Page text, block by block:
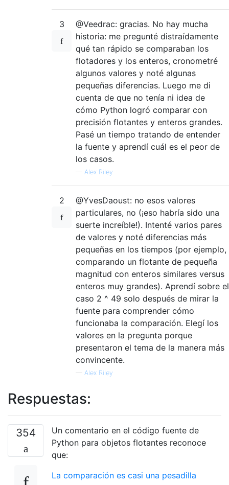
3
@Veedrac: gracias. No hay mucha
historia: me pregunté distraídamente
qué tan rápido se comparaban los
flotadores y los enteros, cronometré
algunos valores y noté algunas
pequeñas diferencias. Luego me di
cuenta de que no tenía ni idea de
cómo Python logró comparar con
precisión flotantes y enteros grandes.
Pasé un tiempo tratando de entender
la fuente y aprendí cuál es el peor de
los casos.
— Alex Riley
2
@YvesDaoust: no esos valores
particulares, no (¡eso habría sido una
suerte increíble!). Intenté varios pares
de valores y noté diferencias más
pequeñas en los tiempos (por ejemplo,
comparando un flotante de pequeña
magnitud con enteros similares versus
enteros muy grandes). Aprendí sobre el
caso 2 ^ 49 solo después de mirar la
fuente para comprender cómo
funcionaba la comparación. Elegí los
valores en la pregunta porque
presentaron el tema de la manera más
convincente.
— Alex Riley
Respuestas:
354
Un comentario en el código fuente de
Python para objetos flotantes reconoce
que:
La comparación es casi una pesadilla